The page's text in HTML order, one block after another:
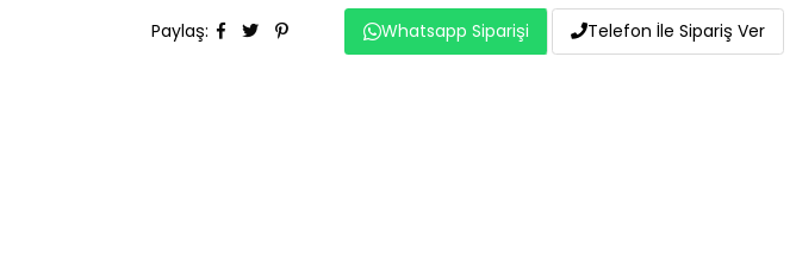
Paylaş: Whatsapp Siparişi Telefon İle Sipariş Ver